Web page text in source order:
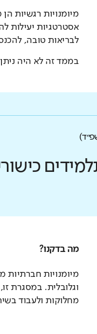
מיומנויות רגשיות
אסטרטגיות יעילות
לבריאות טובה,
בממד זה לא היה
מה בדקנו?
מיומנויות חברתיות
וגלובלית. במסגרת
מחלוקות ולעבוד